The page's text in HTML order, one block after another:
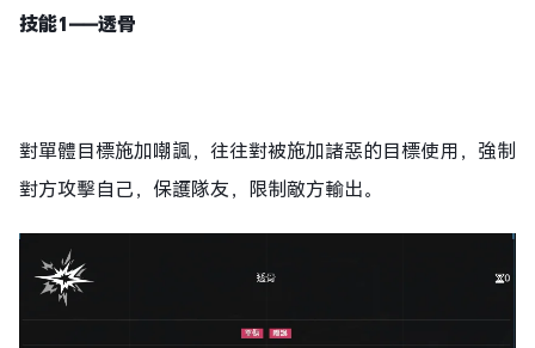
技能1——透骨
對單體目標施加嘲諷，往往對被施加諸惡的目標使用，強制
對方攻擊自己，保護隊友，限制敵方輸出。